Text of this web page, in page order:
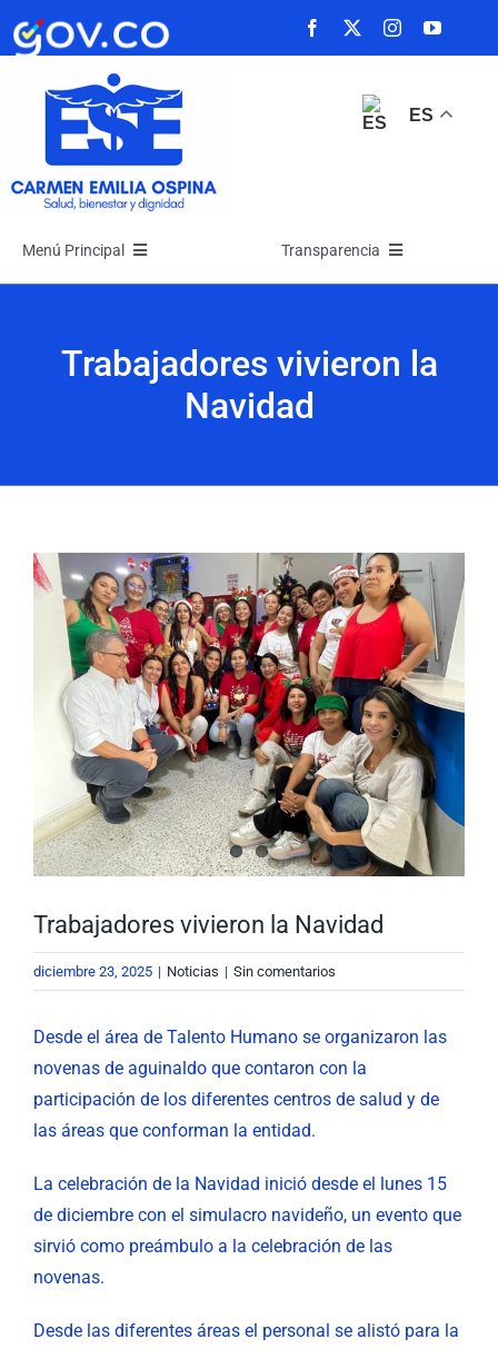
Saltar
ES
Menú Principal
La Empresa
Rendición de Cuentas
Buscar:
Transparencia
Atención y Servicios a la Ciudadanía
Ayudas para Navegar
Trabajadores vivieron la
Navidad
Ver
imagen
más
grande
Trabajadores vivieron la Navidad
diciembre 23, 2025 | Noticias | Sin comentarios
Desde el área de Talento Humano se organizaron las
novenas de aguinaldo que contaron con la
participación de los diferentes centros de salud y de
las áreas que conforman la entidad.
La celebración de la Navidad inició desde el lunes 15
de diciembre con el simulacro navideño, un evento que
sirvió como preámbulo a la celebración de las
novenas.
Desde las diferentes áreas el personal se alistó para la